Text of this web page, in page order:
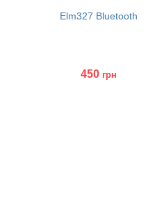
Elm327 Bluetooth
450 грн